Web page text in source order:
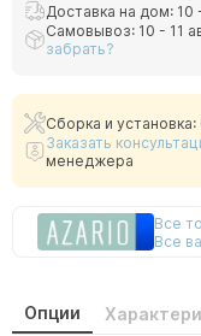
Доставка на дом: 10
Самовывоз: 10 - 11
забрать?
Сборка и
Заказать
менеджера
Все
Все
Опции